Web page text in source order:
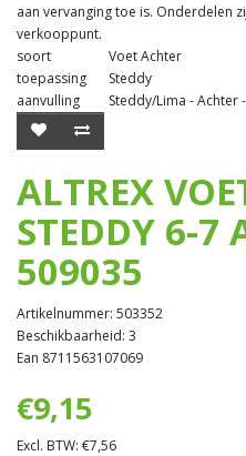
aan vervanging toe is. Onderdelen
verkooppunt.
soort
Voet Achter
toepassing
Steddy
aanvulling
Steddy/Lima - Achter
ALTREX
STEDDY 6-7
509035
Artikelnummer: 503352
Beschikbaarheid: 3
Ean 8711563107069
€9,15
Excl. BTW: €7,56